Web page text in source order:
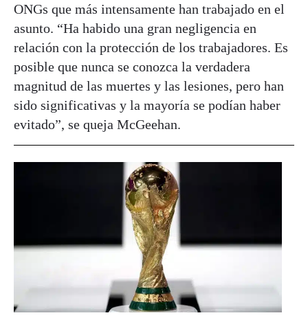
ONGs que más intensamente han trabajado en el
asunto. “Ha habido una gran negligencia en
relación con la protección de los trabajadores. Es
posible que nunca se conozca la verdadera
magnitud de las muertes y las lesiones, pero han
sido significativas y la mayoría se podían haber
evitado”, se queja McGeehan.